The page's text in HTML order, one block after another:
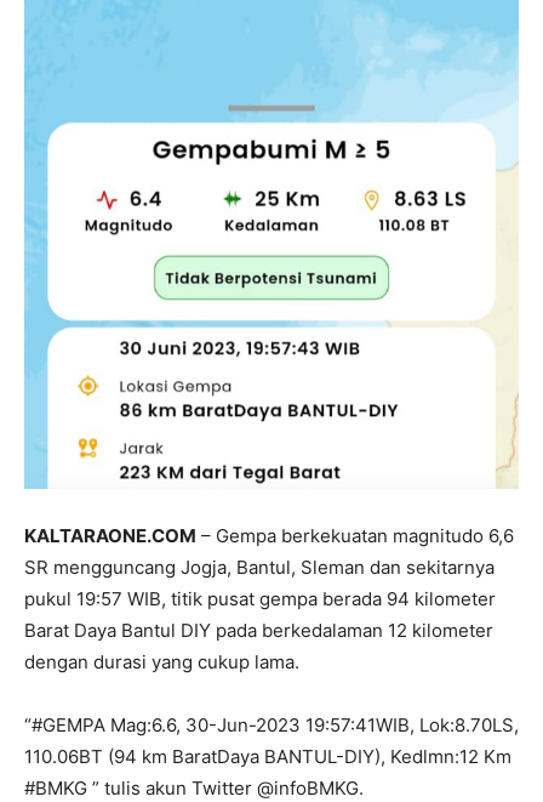
KALTARAONE.COM – Gempa berkekuatan magnitudo 6,6
SR mengguncang Jogja, Bantul, Sleman dan sekitarnya
pukul 19:57 WIB, titik pusat gempa berada 94 kilometer
Barat Daya Bantul DIY pada berkedalaman 12 kilometer
dengan durasi yang cukup lama.
“#GEMPA Mag:6.6, 30-Jun-2023 19:57:41WIB, Lok:8.70LS,
110.06BT (94 km BaratDaya BANTUL-DIY), Kedlmn:12 Km
#BMKG ” tulis akun Twitter @infoBMKG.